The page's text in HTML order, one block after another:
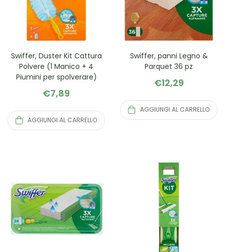
Swiffer, Duster Kit Cattura
Polvere (1 Manico + 4
Piumini per spolverare)
€7,89
AGGIUNGI AL CARRELLO
Swiffer, panni Legno &
Parquet 36 pz
€12,29
AGGIUNGI AL CARRELLO